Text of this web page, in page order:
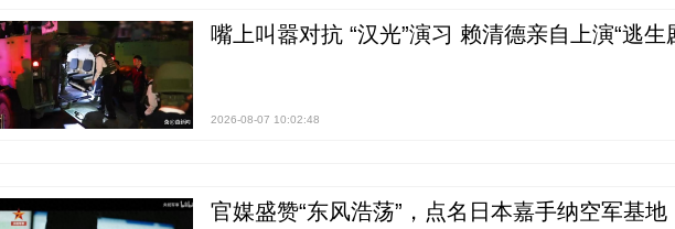
嘴上叫嚣对抗 “汉光”演习 赖清德亲自上演“逃生
2026-08-07 10:02:48
官媒盛赞“东风浩荡”，点名日本嘉手纳空军基地